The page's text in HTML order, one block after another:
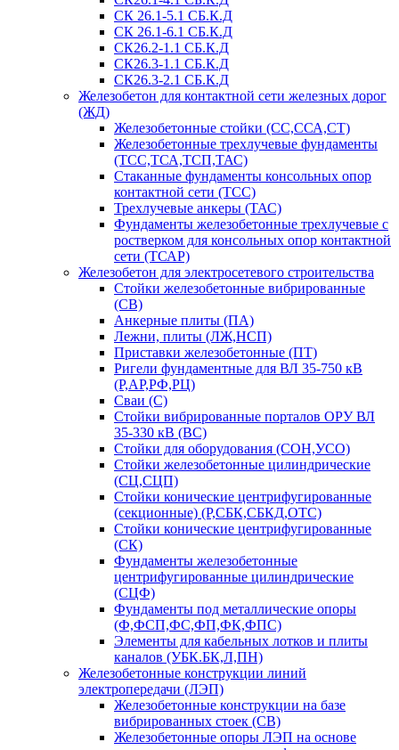
СК 26.1-5.1 СБ.К.Д
СК 26.1-6.1 СБ.К.Д
СК26.2-1.1 СБ.К.Д
СК26.3-1.1 СБ.К.Д
СК26.3-2.1 СБ.К.Д
Железобетон для контактной сети железных дорог
(ЖД)
Железобетонные стойки (СС,ССА,СТ)
Железобетонные трехлучевые фундаменты
(ТСС,ТСА,ТСП,ТАС)
Стаканные фундаменты консольных опор
контактной сети (ТСС)
Трехлучевые анкеры (ТАС)
Фундаменты железобетонные трехлучевые с
ростверком для консольных опор контактной
сети (ТСАР)
Железобетон для электросетевого строительства
Стойки железобетонные вибрированные
(СВ)
Анкерные плиты (ПА)
Лежни, плиты (ЛЖ,НСП)
Приставки железобетонные (ПТ)
Ригели фундаментные для ВЛ 35-750 кВ
(Р,АР,РФ,РЦ)
Сваи (С)
Стойки вибрированные порталов ОРУ ВЛ
35-330 кВ (ВС)
Стойки для оборудования (СОН,УСО)
Стойки железобетонные цилиндрические
(СЦ,СЦП)
Стойки конические центрифугированные
(секционные) (Р,СБК,СБКД,ОТС)
Стойки конические центрифугированные
(СК)
Фундаменты железобетонные
центрифугированные цилиндрические
(СЦФ)
Фундаменты под металлические опоры
(Ф,ФСП,ФС,ФП,ФК,ФПС)
Элементы для кабельных лотков и плиты
каналов (УБК.БК,Л,ПН)
Железобетонные конструкции линий
электропередачи (ЛЭП)
Железобетонные конструкции на базе
вибрированных стоек (СВ)
Железобетонные опоры ЛЭП на основе